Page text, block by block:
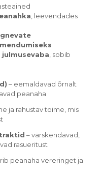
, leevendades
, sobib
– eemaldavad õrnalt
peanaha
ja rahustav toime, mis
– värskendavad,
rasueritust
peanaha vereringet ja